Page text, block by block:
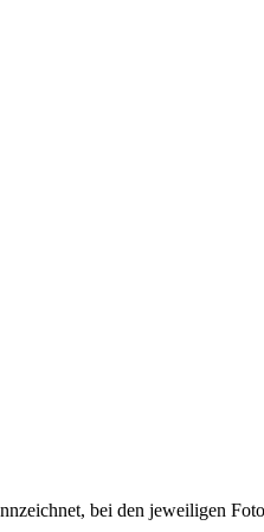
bei den jeweiligen